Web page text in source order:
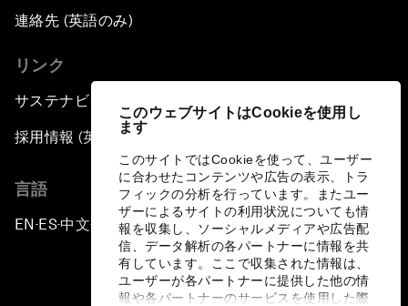
このウェブサイトはCookieを使用し
ます
このサイトではCookieを使って、ユーザー
に合わせたコンテンツや広告の表示、トラ
フィックの分析を行っています。またユー
ザーによるサイトの利用状況についても情
報を収集し、ソーシャルメディアや広告配
信、データ解析の各パートナーに情報を共
有しています。ここで収集された情報は、
ユーザーが各パートナーに提供した他の情
報や各パートナーのサービスを使用した際
連絡先 (英語のみ)
リンク
サステナビリティへの取り組み
採用情報 (英語のみ)
言語
EN ▪ES▪中文▪ 日本語